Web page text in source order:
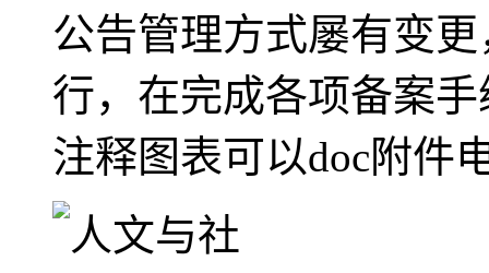
公告管理方式屡有变
行，在完成各项备案
注释图表可以doc附件